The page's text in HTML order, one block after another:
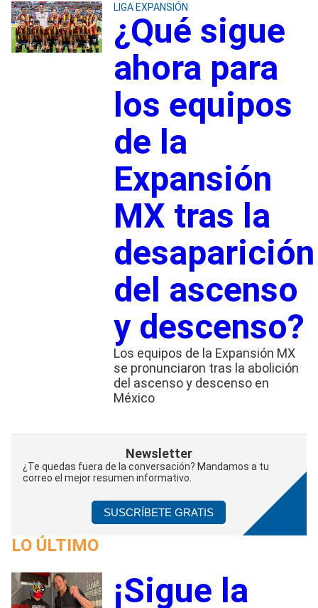
LIGA EXPANSIÓN
¿Qué sigue
ahora para
los equipos
de la
Expansión
MX tras la
desaparición
del ascenso
y descenso?
Los equipos de la Expansión MX
se pronunciaron tras la abolición
del ascenso y descenso en
México
Newsletter
¿Te quedas fuera de la conversación? Mandamos a tu
correo el mejor resumen informativo.
SUSCRÍBETE GRATIS
LO ÚLTIMO
¡Sigue la